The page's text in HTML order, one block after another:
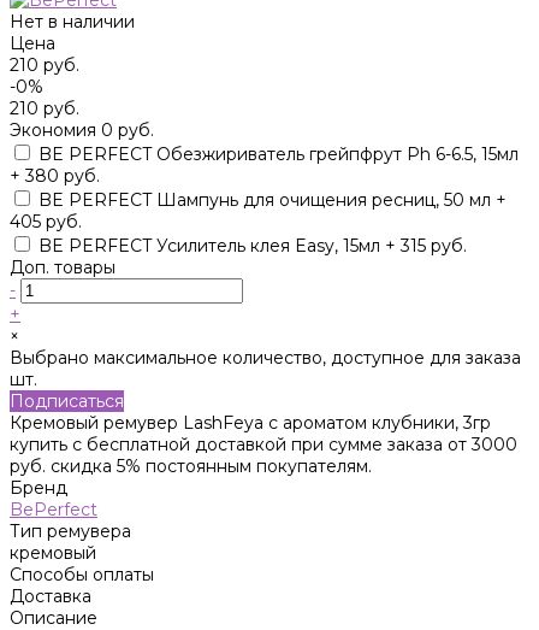
Нет в наличии
Цена
210 руб.
-0%
210 руб.
Экономия 0 руб.
BE PERFECT Обезжириватель грейпфрут Ph 6-6.5, 15мл
+ 380 руб.
BE PERFECT Шампунь для очищения ресниц, 50 мл +
405 руб.
BE PERFECT Усилитель клея Easy, 15мл + 315 руб.
Доп. товары
-
+
×
Выбрано максимальное количество, доступное для заказа
шт.
Подписаться
Кремовый ремувер LashFeya с ароматом клубники, 3гр
купить с бесплатной доставкой при сумме заказа от 3000
руб. скидка 5% постоянным покупателям.
Бренд
BePerfect
Тип ремувера
кремовый
Способы оплаты
Доставка
Описание